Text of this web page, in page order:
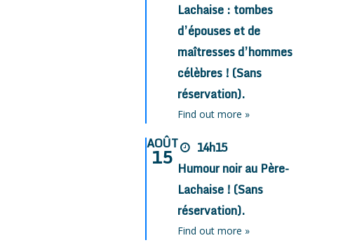
Lachaise : tombes
d’épouses et de
maîtresses d’hommes
célèbres ! (Sans
réservation).
Find out more »
AOÛT
15
14h15
Humour noir au Père-
Lachaise ! (Sans
réservation).
Find out more »